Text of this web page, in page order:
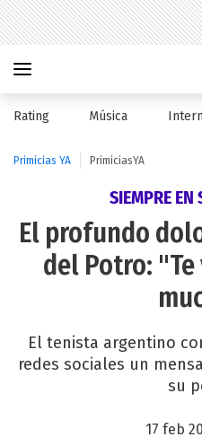
Rating Música
Primicias YA PrimiciasYA
SIEMPRE EN
El profundo
del Potro:
El tenista argentino
redes sociales un
su
17 feb